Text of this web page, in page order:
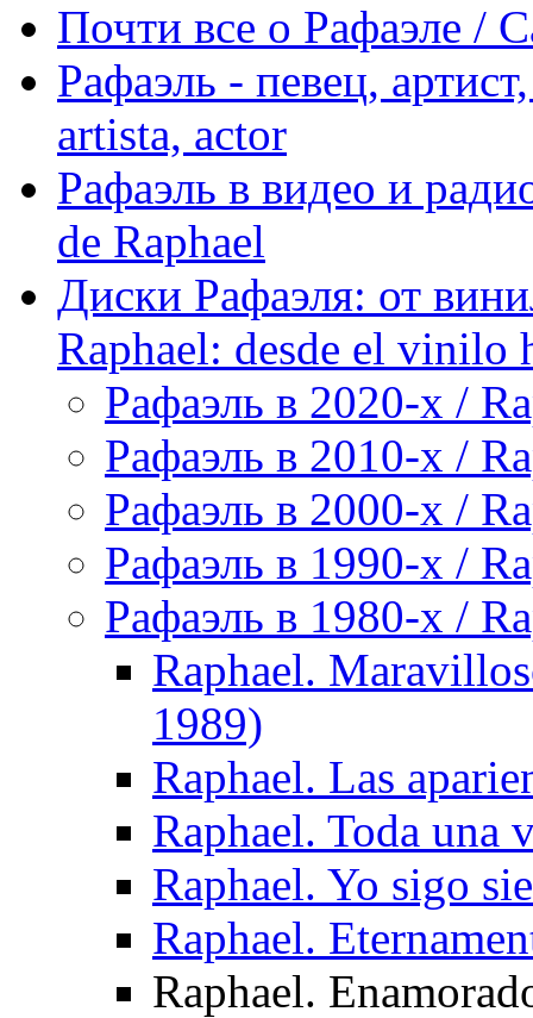
Почти все о Рафаэле /
Рафаэль - певец,
artista, actor
Рафаэль в видео и
de Raphael
Диски Рафаэля: от
Raphael: desde el vinilo
Рафаэль в 2020-х /
Рафаэль в 2010-х /
Рафаэль в 2000-х /
Рафаэль в 1990-х /
Рафаэль в 1980-х /
Raphael.
1989)
Raphael. Las
Raphael. Toda una
Raphael. Yo sigo
Raphael.
Raphael.